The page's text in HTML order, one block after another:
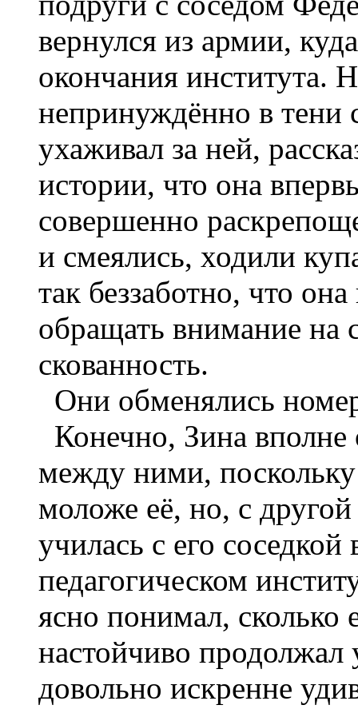
вернулся из армии,
окончания института.
непринуждённо в тени
ухаживал за ней,
истории, что она
совершенно
и смеялись, ходили
так беззаботно, что
обращать внимание
скованность.
Они обменялись
Конечно, Зина вполне
между ними,
моложе её, но, с
училась с его
педагогическом
ясно понимал, сколько
настойчиво продолжал
довольно искренне